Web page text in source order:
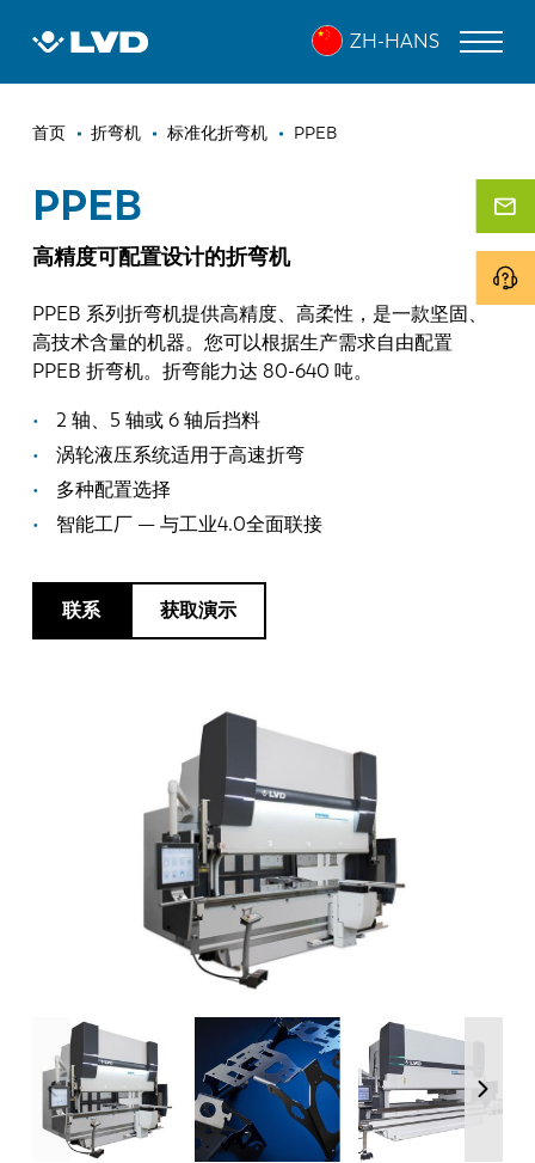
ZH-HANS
面
屑
首页 折弯机 标准化折弯机 PPEB
PPEB
高精度可配置设计的折弯机
PPEB 系列折弯机提供高精度、高柔性，是一款坚固、
高技术含量的机器。您可以根据生产需求自由配置
PPEB 折弯机。折弯能力达 80-640 吨。
2 轴、5 轴或 6 轴后挡料
涡轮液压系统适用于高速折弯
多种配置选择
智能工厂 — 与工业4.0全面联接
联系 获取演示
PPEB
激光切割机
剪板机
软件
客户服务
关于 LVD
最新消息
客户案例